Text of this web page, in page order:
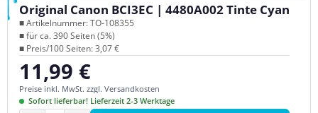
Original Canon BCI3EC | 4480A002 Tinte Cyan
■ Artikelnummer: TO-108355
■ für ca. 390 Seiten (5%)
■ Preis/100 Seiten: 3,07 €
Regulärer Preis:
11,99 €
Preise inkl. MwSt. zzgl. Versandkosten
Sofort lieferbar! Lieferzeit 2-3 Werktage